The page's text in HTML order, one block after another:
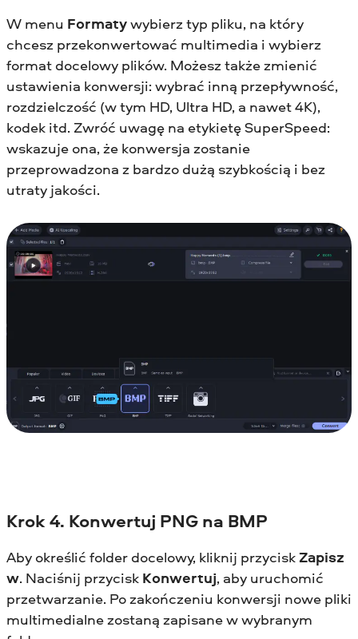
W menu Formatywybierz typ pliku, na który
chcesz przekonwertować multimedia i wybierz
format docelowy plików. Możesz także zmienić
ustawienia konwersji: wybrać inną przepływność,
rozdzielczość (w tym HD, Ultra HD, a nawet 4K),
kodek itd. Zwróć uwagę na etykietę SuperSpeed:
wskazuje ona, że konwersja zostanie
przeprowadzona z bardzo dużą szybkością i bez
utraty jakości.
Krok 4. Konwertuj PNG na BMP
Aby określić folder docelowy, kliknij przycisk Zapisz
w. Naciśnij przycisk Konwertuj, aby uruchomić
przetwarzanie. Po zakończeniu konwersji nowe pliki
multimedialne zostaną zapisane w wybranym